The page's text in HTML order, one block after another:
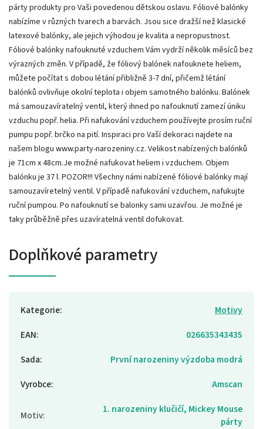
párty produkty pro Vaši povedenou dětskou oslavu. Fóliové balónky
nabízíme v různých tvarech a barvách. Jsou sice dražší než klasické
latexové balónky, ale jejich výhodou je kvalita a nepropustnost.
Fóliové balónky nafouknuté vzduchem Vám vydrží několik měsíců bez
výrazných změn. V případě, že fóliový balónek nafouknete heliem,
můžete počítat s dobou létání přibližně 3-7 dní, přičemž létání
balónků ovlivňuje okolní teplota i objem samotného balónku. Balónek
má samouzavíratelný ventil, který ihned po nafouknutí zamezí úniku
vzduchu popř. helia. Při nafukování vzduchem používejte prosím ruční
pumpu popř. brčko na pití. Inspiraci pro Vaší dekoraci najdete na
našem blogu www.party-narozeniny.cz. Velikost nabízených balónků
je 71cm x 48cm.Je možné nafukovat heliem i vzduchem. Objem
balónku je 37 l. POZOR!!! Všechny námi nabízené fóliové balónky mají
samouzavíretelný ventil. V případě nafukování vzduchem, nafukujte
ruční pumpou. Po nafouknutí se balonky sami uzavřou. Je možné je
taky průběžně přes uzavíratelná ventil dofukovat.
Doplňkové parametry
Kategorie:
Motivy
EAN:
026635343435
Sada:
První narozeniny výzdoba modrá
Vyrobce: Amscan
Motiv:
1. narozeniny klučičí, Mickey Mouse
párty